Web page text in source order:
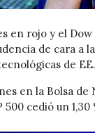
en rojo y el
de cara a
de
en la Bolsa de
cedió un 1,30